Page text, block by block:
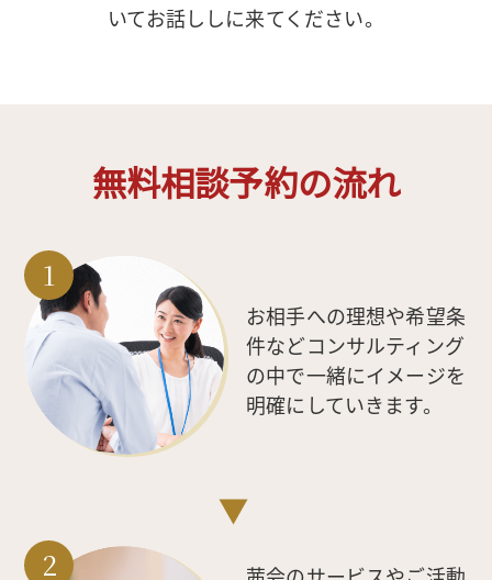
いてお話ししに来てください。
無料相談予約の流れ
お相手への理想や希望条
件などコンサルティング
の中で一緒にイメージを
明確にしていきます。